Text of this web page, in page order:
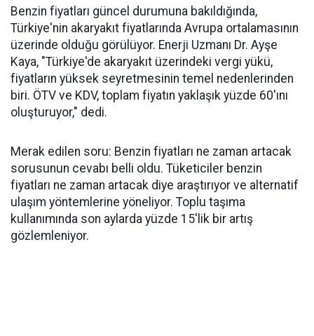
Benzin fiyatları güncel durumuna bakıldığında,
Türkiye'nin akaryakıt fiyatlarında Avrupa ortalamasının
üzerinde olduğu görülüyor. Enerji Uzmanı Dr. Ayşe
Kaya, "Türkiye'de akaryakıt üzerindeki vergi yükü,
fiyatların yüksek seyretmesinin temel nedenlerinden
biri. ÖTV ve KDV, toplam fiyatın yaklaşık yüzde 60'ını
oluşturuyor," dedi.
Merak edilen soru: Benzin fiyatları ne zaman artacak
sorusunun cevabı belli oldu. Tüketiciler benzin
fiyatları ne zaman artacak diye araştırıyor ve alternatif
ulaşım yöntemlerine yöneliyor. Toplu taşıma
kullanımında son aylarda yüzde 15'lik bir artış
gözlemleniyor.